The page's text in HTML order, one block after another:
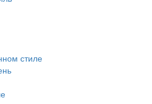
стиле